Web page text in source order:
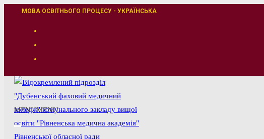
ПерейтиМОВА ОСВІТНЬОГО ПРОЦЕСУ - УКРАЇНСЬКА
MENUMENU